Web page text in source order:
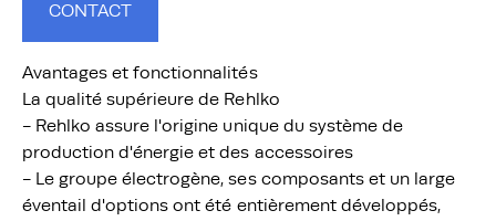
CONTACT
Avantages et fonctionnalités
La qualité supérieure de Rehlko
- Rehlko assure l'origine unique du système de
production d'énergie et des accessoires
- Le groupe électrogène, ses composants et un large
éventail d'options ont été entièrement développés,